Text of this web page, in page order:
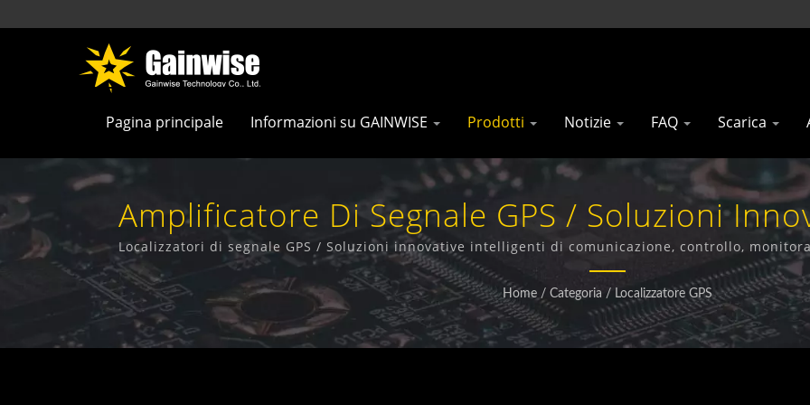
Pagina principale Informazioni su GAINWISE Prodotti Notizie FAQ Scarica
Amplificatore Di Segnale GPS / Soluzioni
Comunicazione, Controllo, Monitoraggio E
Tecnologia GSM/GPRS, 3G E
Localizzatori di segnale GPS / Soluzioni innovative intelligenti di comunicazione, controllo,
GSM/GPRS, 3G e LTE.
Home / Categoria / Localizzatore GPS